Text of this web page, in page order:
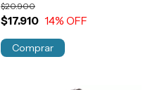
$17.910
$20.900
14% OFF
Comprar